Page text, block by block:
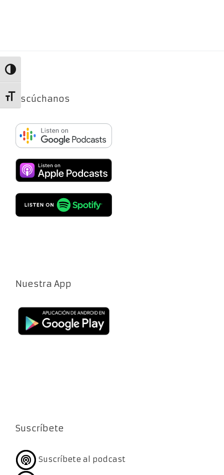
Alternar alto contraste
Alternar tamaño de letra
Escúchanos
Nuestra App
Suscríbete
Suscríbete al podcast